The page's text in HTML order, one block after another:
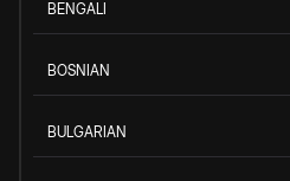
BENGALI
BOSNIAN
BULGARIAN